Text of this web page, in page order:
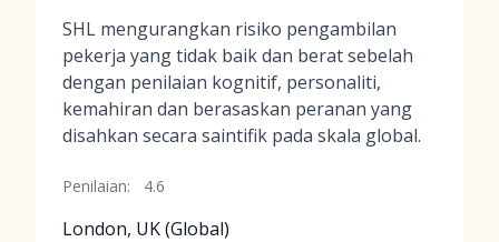
SHL mengurangkan risiko pengambilan
pekerja yang tidak baik dan berat sebelah
dengan penilaian kognitif, personaliti,
kemahiran dan berasaskan peranan yang
disahkan secara saintifik pada skala global.
Penilaian: 4.6
London, UK (Global)